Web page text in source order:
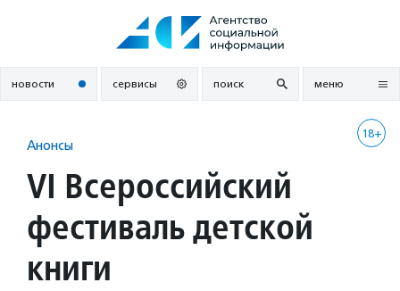
новости сервисы поиск меню
18+
Анонсы
VI Всероссийский
фестиваль детской
книги